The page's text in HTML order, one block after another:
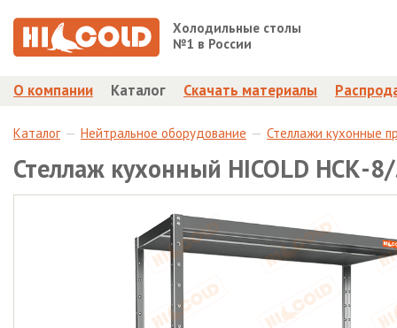
Холодильные столы
№1 в России
О компании Каталог Скачать материалы
Каталог Нейтральное оборудование Стеллажи кухонные
Стеллаж кухонный HICOLD НСК-